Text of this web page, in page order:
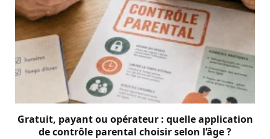
Gratuit, payant ou opérateur : quelle application
de contrôle parental choisir selon l’âge ?